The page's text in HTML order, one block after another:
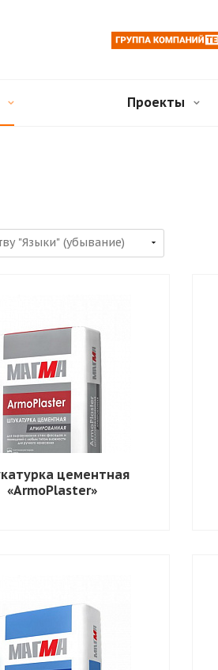
Проекты
цементная
«ArmoPlaster»